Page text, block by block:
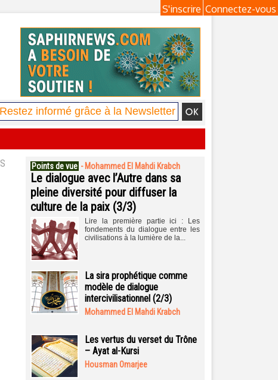
Connectez-vous
S'inscrire
Points de vue - Mohammed El Mahdi Krabch
Le dialogue avec l’Autre dans sa
pleine diversité pour diffuser la
culture de la paix (3/3)
Lire la première partie ici : Les
fondements du dialogue entre les
civilisations à la lumière de la...
La sira prophétique comme
modèle de dialogue
intercivilisationnel (2/3)
Mohammed El Mahdi Krabch
Les vertus du verset du Trône
– Ayat al-Kursi
Housman Omarjee